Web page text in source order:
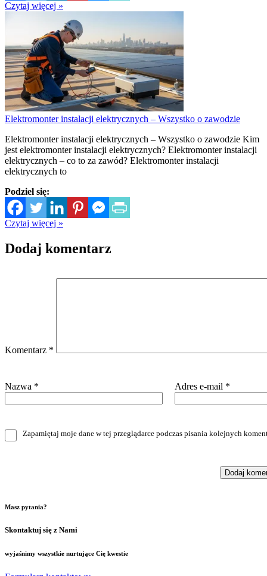
Czytaj więcej »
Elektromonter instalacji elektrycznych – Wszystko o zawodzie
Elektromonter instalacji elektrycznych – Wszystko o zawodzie Kim
jest elektromonter instalacji elektrycznych? Elektromonter instalacji
elektrycznych – co to za zawód? Elektromonter instalacji
elektrycznych to
Podziel się:
Czytaj więcej »
Dodaj komentarz
Komentarz *
Nazwa * Adres e-mail *
Zapamiętaj moje dane w tej przeglądarce podczas pisania kolejnych
Masz pytania?
Skontaktuj się z Nami
wyjaśnimy wszystkie nurtujące Cię kwestie